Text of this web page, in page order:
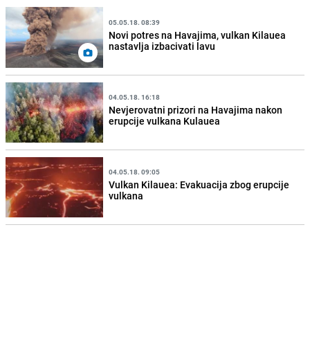
05.05.18. 08:39
Novi potres na Havajima, vulkan Kilauea
nastavlja izbacivati lavu
04.05.18. 16:18
Nevjerovatni prizori na Havajima nakon
erupcije vulkana Kulauea
04.05.18. 09:05
Vulkan Kilauea: Evakuacija zbog erupcije
vulkana